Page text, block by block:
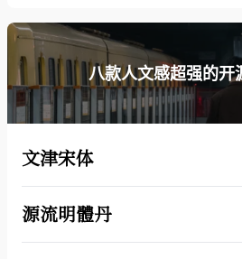
八款人文感超强的开
文津宋体
源流明體丹